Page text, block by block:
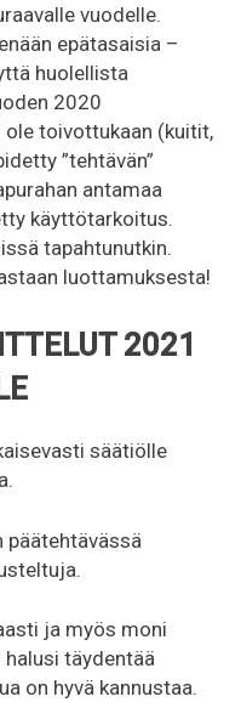
vuodelle.
epätasaisia –
huolellista
2020
toivottukaan (kuitit,
”tehtävän”
antamaa
käyttötarkoitus.
tapahtunutkin.
luottamuksesta!
2021
säätiölle
päätehtävässä
ja myös moni
täydentää
on hyvä kannustaa.